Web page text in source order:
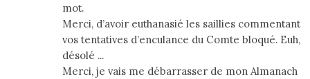
mot.
Merci, d’avoir euthanasié les saillies commentant
vos tentatives d’enculance du Comte bloqué. Euh,
désolé ...
Merci, je vais me débarrasser de mon Almanach